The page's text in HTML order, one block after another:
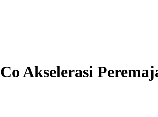
Akselerasi